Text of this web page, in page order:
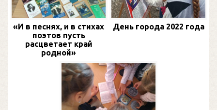
«И в песнях, и в стихах
поэтов пусть
расцветает край
родной»
День города 2022 года